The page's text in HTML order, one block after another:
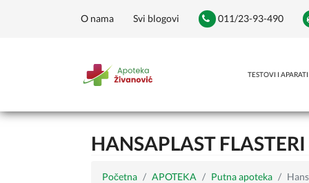
O nama Svi blogovi 011/23-93-490
TESTOVI I APARATI
HANSAPLAST
Početna APOTEKA Putna apoteka